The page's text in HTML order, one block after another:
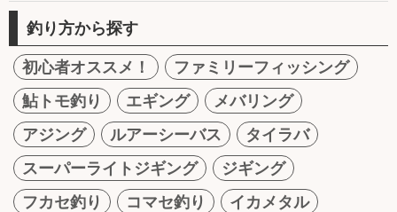
釣り方から探す
初心者オススメ！
ファミリーフィッシング
鮎トモ釣り
エギング
メバリング
アジング
ルアーシーバス
タイラバ
スーパーライトジギング
ジギング
フカセ釣り
コマセ釣り
イカメタル